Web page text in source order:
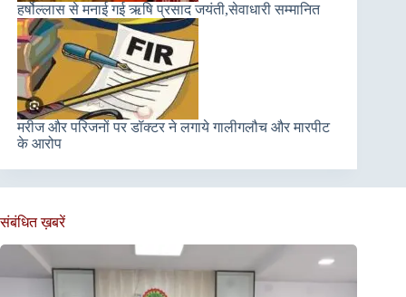
हर्षोल्लास से मनाई गई ऋषि प्रसाद जयंती,सेवाधारी सम्मानित
मरीज और परिजनों पर डॉक्टर ने लगाये गालीगलौच और मारपीट
के आरोप
संबंधित ख़बरें